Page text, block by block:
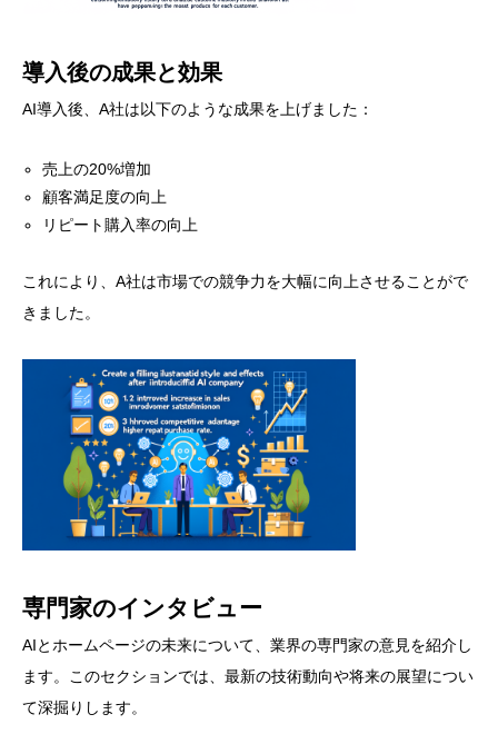
導入後の成果と効果
AI導入後、A社は以下のような成果を上げました：
売上の20%増加
顧客満足度の向上
リピート購入率の向上
これにより、A社は市場での競争力を大幅に向上させることがで
きました。
専門家のインタビュー
AIとホームページの未来について、業界の専門家の意見を紹介し
ます。このセクションでは、最新の技術動向や将来の展望につい
て深掘りします。